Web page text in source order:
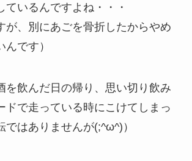
ているんですよね・・・
が、別にあごを骨折したからやめ
です）
を飲んだ日の帰り、思い切り飲み
ドで走っている時にこけてしまっ
ではありませんが(;^ω^)）